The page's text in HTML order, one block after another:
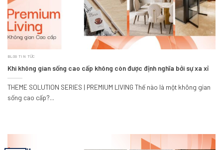
BLOG TIN TỨC
Khi không gian sống cao cấp không còn được định nghĩa bởi sự xa xỉ
THEME SOLUTION SERIES | PREMIUM LIVING Thế nào là một không gian
sống cao cấp?...